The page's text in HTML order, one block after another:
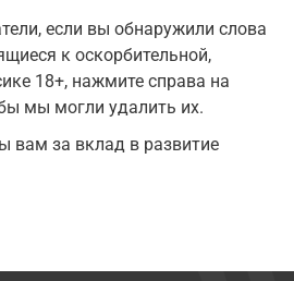
если вы обнаружили слова
к оскорбительной,
18+, нажмите справа на
мы могли удалить их.
вам за вклад в развитие